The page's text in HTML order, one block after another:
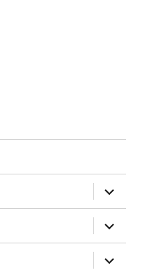
expand
child
menu
expand
child
menu
expand
child